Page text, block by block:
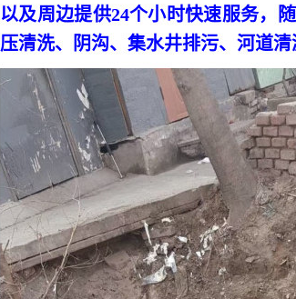
以及周边提供24个小时快速服务，
压清洗、阴沟、集水井排污、河道